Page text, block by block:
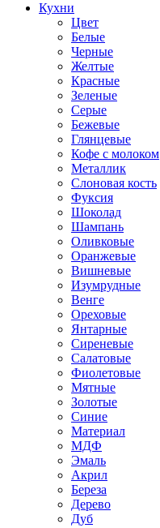
Кухни
Цвет
Белые
Черные
Желтые
Красные
Зеленые
Серые
Бежевые
Глянцевые
Кофе с молоком
Металлик
Слоновая кость
Фуксия
Шоколад
Шампань
Оливковые
Оранжевые
Вишневые
Изумрудные
Венге
Ореховые
Янтарные
Сиреневые
Салатовые
Фиолетовые
Мятные
Золотые
Синие
Материал
МДФ
Эмаль
Акрил
Береза
Дерево
Дуб